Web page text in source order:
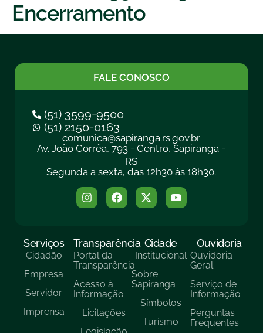
Encerramento
FALE CONOSCO
(51) 3599-9500
(51) 2150-0163
comunica@sapiranga.rs.gov.br
Av. João Corrêa, 793 - Centro, Sapiranga -
RS
Segunda a sexta, das 12h30 às 18h30.
Serviços
Cidadão
Empresa
Servidor
Imprensa
Transparência
Portal da
Transparência
Acesso à
Informação
Licitações
Cidade
Institucional
Sobre
Sapiranga
Símbolos
Turísmo
Ouvidoria
Ouvidoria
Geral
Serviço de
Informação
Perguntas
Frequentes